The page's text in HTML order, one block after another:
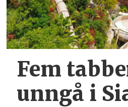
Fem
unngå i